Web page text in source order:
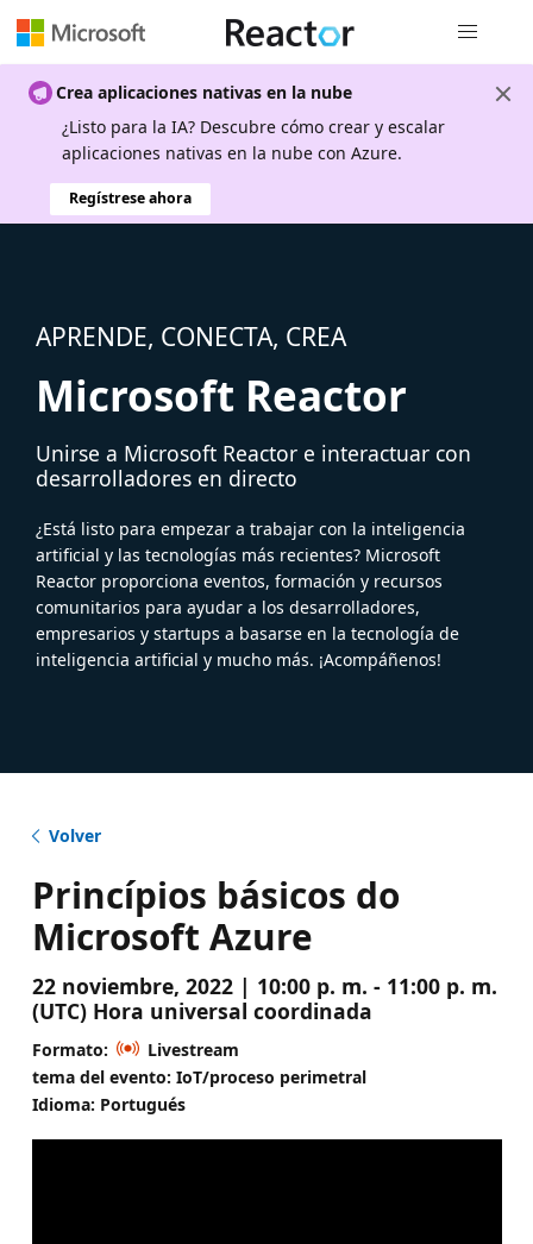
Crea aplicaciones nativas en la nube
¿Listo para la IA? Descubre cómo crear y escalar
aplicaciones nativas en la nube con Azure.
Regístrese ahora
APRENDE, CONECTA, CREA
Microsoft Reactor
Unirse a Microsoft Reactor e interactuar con
desarrolladores en directo
¿Está listo para empezar a trabajar con la inteligencia
artificial y las tecnologías más recientes? Microsoft
Reactor proporciona eventos, formación y recursos
comunitarios para ayudar a los desarrolladores,
empresarios y startups a basarse en la tecnología de
inteligencia artificial y mucho más. ¡Acompáñenos!
Volver
Princípios básicos do
Microsoft Azure
22 noviembre, 2022 | 10:00 p. m. - 11:00 p. m.
(UTC) Hora universal coordinada
Formato:
Livestream
tema del evento: IoT/proceso perimetral
Idioma: Portugués